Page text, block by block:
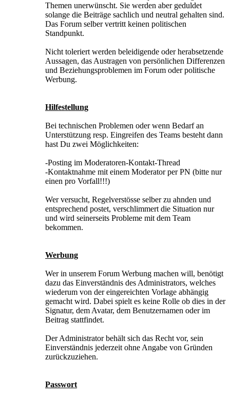
Themen unerwünscht. Sie werden aber geduldet
solange die Beiträge sachlich und neutral gehalten sind.
Das Forum selber vertritt keinen politischen
Standpunkt.
Nicht toleriert werden beleidigende oder herabsetzende
Aussagen, das Austragen von persönlichen Differenzen
und Beziehungsproblemen im Forum oder politische
Werbung.
Hilfestellung
Bei technischen Problemen oder wenn Bedarf an
Unterstützung resp. Eingreifen des Teams besteht dann
hast Du zwei Möglichkeiten:
-Posting im Moderatoren-Kontakt-Thread
-Kontaktnahme mit einem Moderator per PN (bitte nur
einen pro Vorfall!!!)
Wer versucht, Regelverstösse selber zu ahnden und
entsprechend postet, verschlimmert die Situation nur
und wird seinerseits Probleme mit dem Team
bekommen.
Werbung
Wer in unserem Forum Werbung machen will, benötigt
dazu das Einverständnis des Administrators, welches
wiederum von der eingereichten Vorlage abhängig
gemacht wird. Dabei spielt es keine Rolle ob dies in der
Signatur, dem Avatar, dem Benutzernamen oder im
Beitrag stattfindet.
Der Administrator behält sich das Recht vor, sein
Einverständnis jederzeit ohne Angabe von Gründen
zurückzuziehen.
Passwort